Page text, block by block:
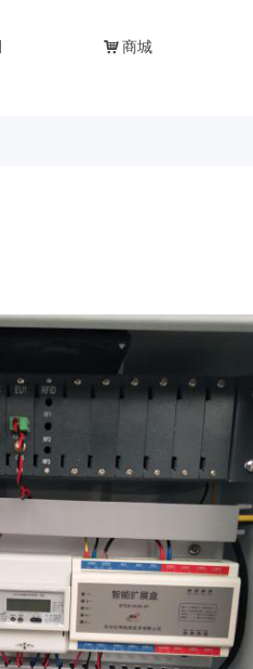
낙 商城